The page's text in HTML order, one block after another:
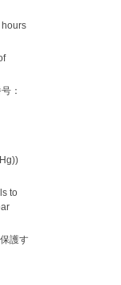
：
to
護す